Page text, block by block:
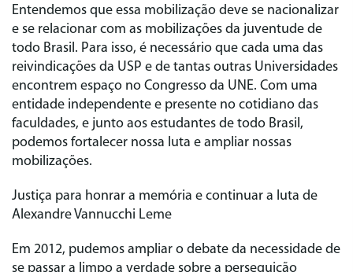
Entendemos que essa mobilização deve se nacionalizar
e se relacionar com as mobilizações da juventude de
todo Brasil. Para isso, é necessário que cada uma das
reivindicações da USP e de tantas outras Universidades
encontrem espaço no Congresso da UNE. Com uma
entidade independente e presente no cotidiano das
faculdades, e junto aos estudantes de todo Brasil,
podemos fortalecer nossa luta e ampliar nossas
mobilizações.
Justiça para honrar a memória e continuar a luta de
Alexandre Vannucchi Leme
Em 2012, pudemos ampliar o debate da necessidade de
se passar a limpo a verdade sobre a perseguição